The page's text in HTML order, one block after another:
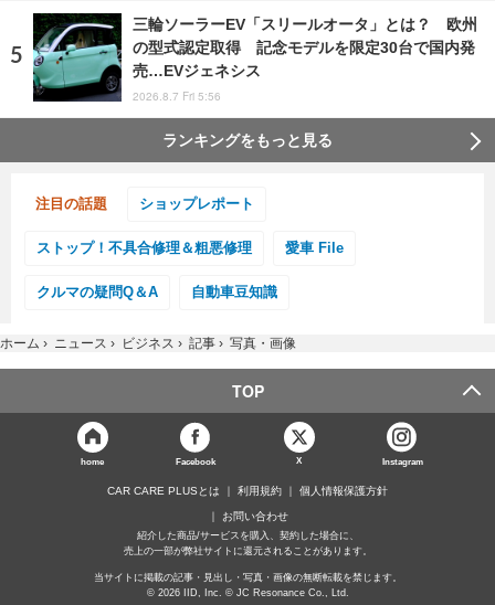
三輪ソーラーEV「スリールオータ」とは？ 欧州
の型式認定取得 記念モデルを限定30台で国内発
売…EVジェネシス
2026.8.7 Fri 5:56
ランキングをもっと見る
注目の話題 ショップレポート
ストップ！不具合修理＆粗悪修理 愛車 File
クルマの疑問Q＆A 自動車豆知識
ホーム › ニュース › ビジネス › 記事 › 写真・画像
TOP
home Facebook X Instagram
CAR CARE PLUSとは 利用規約 個人情報保護方針
お問い合わせ
紹介した商品/サービスを購入、契約した場合に、
売上の一部が弊社サイトに還元されることがあります。
当サイトに掲載の記事・見出し・写真・画像の無断転載を禁じます。
© 2026 IID, Inc. © JC Resonance Co., Ltd.